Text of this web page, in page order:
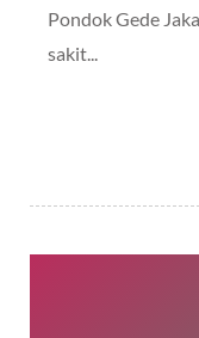
Pondok Gede
sakit...